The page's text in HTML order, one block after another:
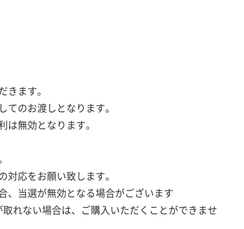
ます。
のお渡しとなります。
無効となります。
応をお願い致します。
当選が無効となる場合がございます
れない場合は、ご購入いただくことができませ